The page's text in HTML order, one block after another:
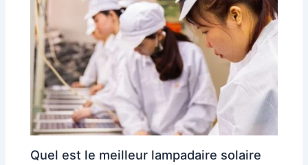
Quel est le meilleur lampadaire solaire